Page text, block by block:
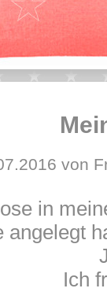
von
in
angelegt
Ich